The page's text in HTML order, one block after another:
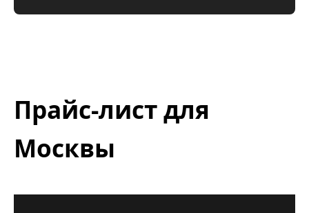
Прайс-лист для
Москвы